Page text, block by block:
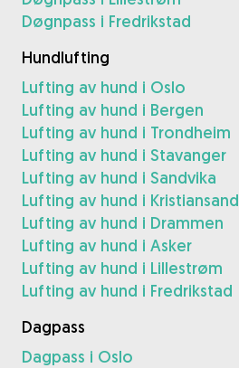
Døgnpass i Fredrikstad
Hundlufting
Lufting av hund i Oslo
Lufting av hund i Bergen
Lufting av hund i Trondheim
Lufting av hund i Stavanger
Lufting av hund i Sandvika
Lufting av hund i Kristiansand
Lufting av hund i Drammen
Lufting av hund i Asker
Lufting av hund i Lillestrøm
Lufting av hund i Fredrikstad
Dagpass
Dagpass i Oslo